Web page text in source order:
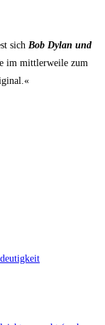
sich Bob Dylan und
im mittlerweile zum